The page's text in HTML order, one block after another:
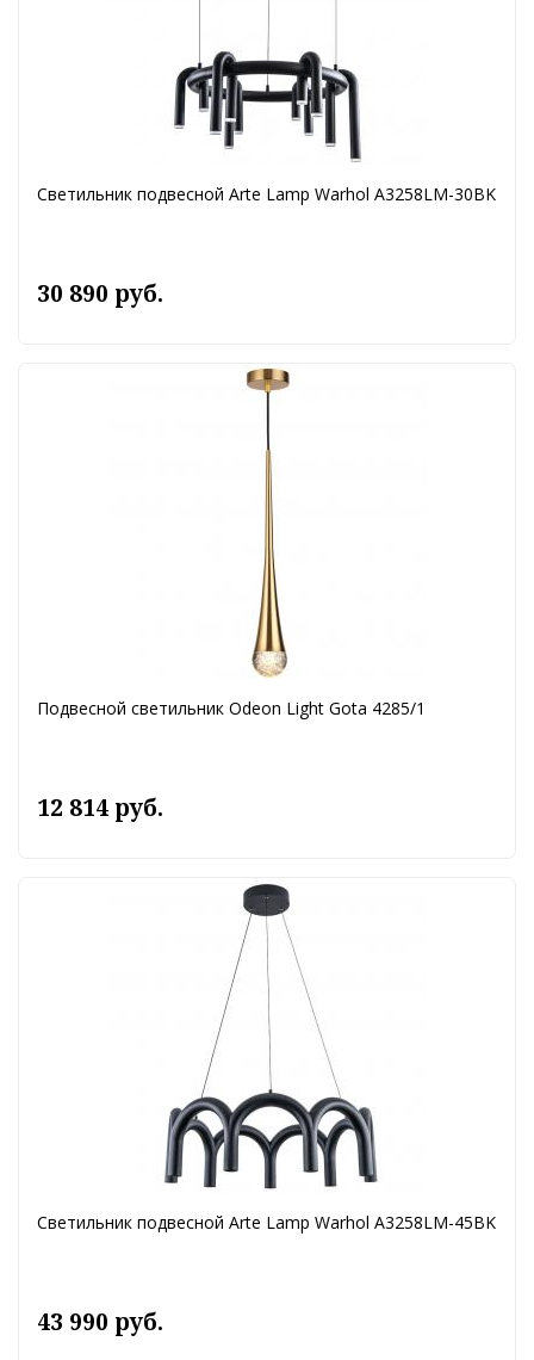
Светильник подвесной Arte Lamp Warhol A3258LM-30BK
30 890 руб.
Подвесной светильник Odeon Light Gota 4285/1
12 814 руб.
Светильник подвесной Arte Lamp Warhol A3258LM-45BK
43 990 руб.